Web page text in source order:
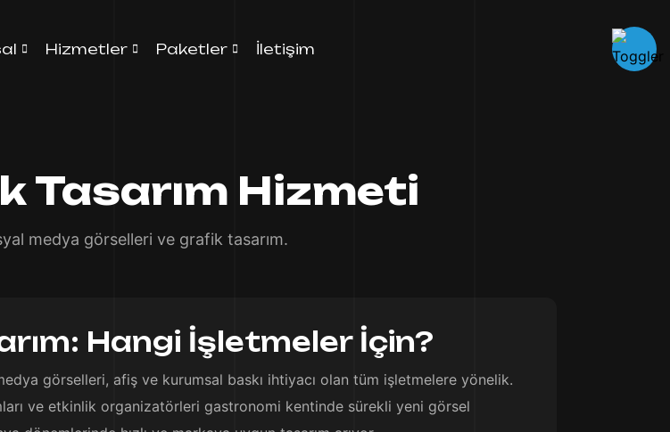
Hizmetler Paketler İletişim
Tasarım Hizmeti
medya görselleri ve grafik tasarım.
Hangi İşletmeler İçin?
görselleri, afiş ve kurumsal baskı ihtiyacı olan tüm işletmelere yönelik.
ve etkinlik organizatörleri gastronomi kentinde sürekli yeni görsel